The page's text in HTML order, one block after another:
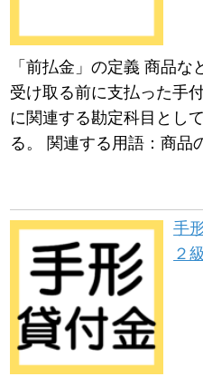
「前払金」の定義 商品
受け取る前に支払った手
に関連する勘定科目とし
る。 関連する用語：商
手
２